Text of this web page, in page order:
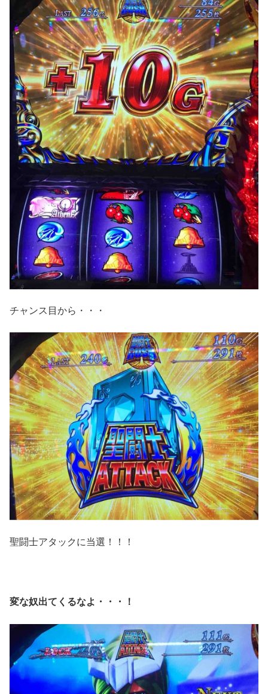
チャンス目から・・・
聖闘士アタックに当選！！！
変な奴出てくるなよ・・・！